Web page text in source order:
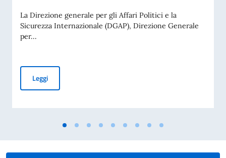
La Direzione generale per gli Affari Politici e la
Sicurezza Internazionale (DGAP), Direzione Generale
per...
LeggiAvviso di pubblicità per contributi a soggetti privati per